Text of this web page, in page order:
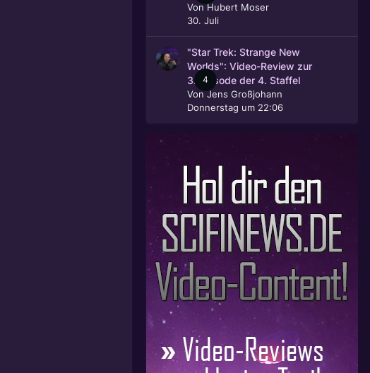
VonHubert Moser
30. Juli
4
"Star Trek: Strange New
Worlds": Video-Review zur
3. Episode der 4. Staffel
VonJens Großjohann
Donnerstag um 22:06